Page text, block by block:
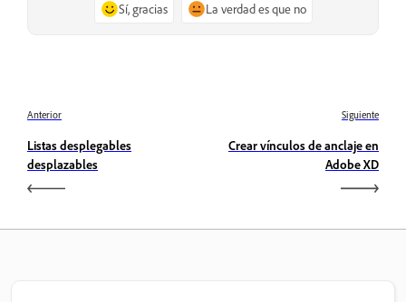
Sí, gracias La verdad es que no
Anterior
Listas desplegables
desplazables
Siguiente
Crear vínculos de anclaje en
Adobe XD